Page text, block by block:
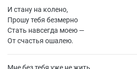
И стану на колено,
Прошу тебя безмерно
Стать навсегда моею —
От счастья ошалею.